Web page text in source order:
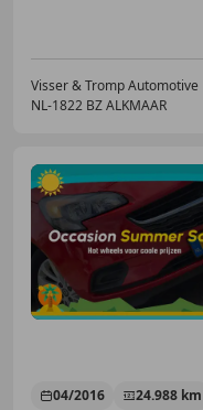
Visser & Tromp Automotive
NL-1822 BZ ALKMAAR
04/2016 24.988 km